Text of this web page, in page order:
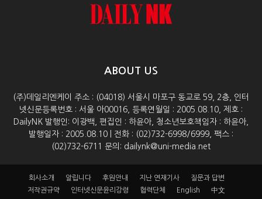
ABOUT US
(주)데일리엔케이 주소 : (04018) 서울시 마포구 동교로 59, 2층, 인터
넷신문등록번호 : 서울 아00016, 등록연월일 : 2005.08.10, 제호 :
DailyNK 발행인: 이광백, 편집인 : 하윤아, 청소년보호책임자 : 하윤아,
발행일자 : 2005.08.10 | 전화 : (02)732-6998/6999, 팩스 :
(02)732-6711 문의: dailynk@uni-media.net
회사소개 알립니다 후원안내 지난 연재기사
질문과 답변
저작권규약
인터넷신문윤리강령 협력단체 English 中文